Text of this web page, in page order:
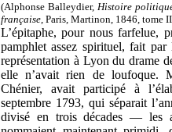
(Alphonse Balleydier, Histoire
française, Paris, Martinon, 1846, tome
L’épitaphe, pour nous farfelue,
pamphlet assez spirituel, fait
représentation à Lyon du drame
elle n’avait rien de loufoque.
Chénier, avait participé à
septembre 1793, qui séparait
divisé en trois décades — les